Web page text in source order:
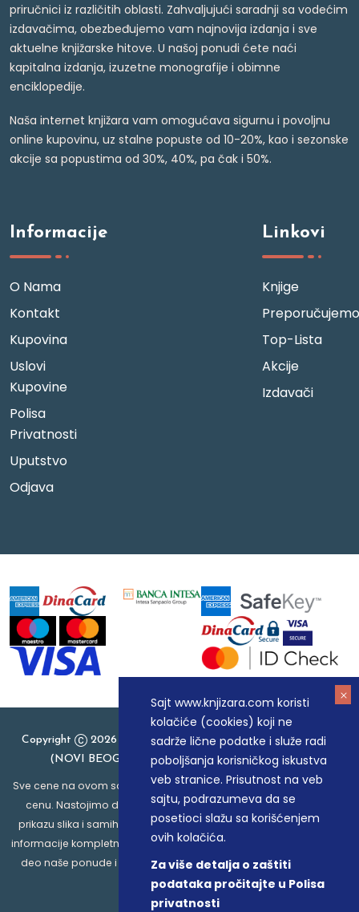
Sajt www.knjizara.com koristi
kolačiće (cookies) koji ne
sadrže lične podatke i služe radi
poboljšanja korisničkog iskustva
veb stranice. Prisutnost na veb
sajtu, podrazumeva da se
posetioci slažu sa korišćenjem
ovih kolačića.
Za više detalja o zaštiti
podataka pročitajte u Polisa
privatnosti
priručnici iz različitih oblasti. Zahvaljujući saradnji sa vodećim
izdavačima, obezbeđujemo vam najnovija izdanja i sve
aktuelne knjižarske hitove. U našoj ponudi ćete naći
kapitalna izdanja, izuzetne monografije i obimne
enciklopedije.
Naša internet knjižara vam omogućava sigurnu i povoljnu
online kupovinu, uz stalne popuste od 10-20%, kao i sezonske
akcije sa popustima od 30%, 40%, pa čak i 50%.
Informacije
O Nama
Kontakt
Kupovina
Uslovi
Kupovine
Polisa
Privatnosti
Uputstvo
Odjava
Linkovi
Knjige
Preporučujemo
Top-Lista
Akcije
Izdavači
Copyright
2026 Knjizara.com - MAKART DOO BEOGRAD
(NOVI BEOGRAD), PIB: 105184104, MB: 20337524
Sve cene na ovom sajtu iskazane su u dinarima. PDV je uračunat u
cenu. Nastojimo da budemo što precizniji u opisu proizvoda,
prikazu slika i samih cena, ali ne možemo garantovati da su sve
informacije kompletne i bez grešaka. Svi artikli prikazani na sajtu su
deo naše ponude i ne podrazumeva da su dostupni u svakom
trenutku.